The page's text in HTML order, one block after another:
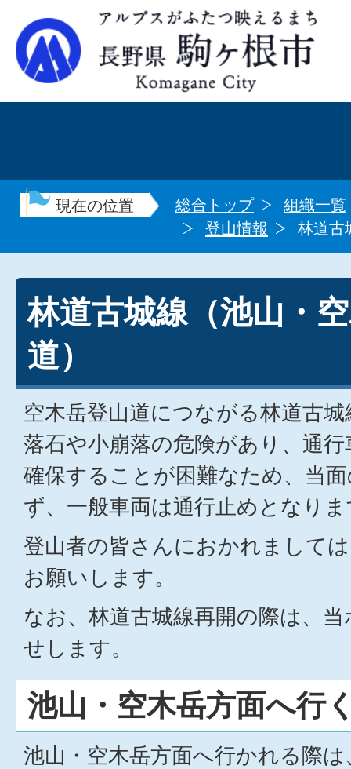
現在の位置 総合トップ
組織一覧
登山情報
林道古
林道古城線（池山・
道）
空木岳登山道につながる林道古
落石や小崩落の危険があり、通
確保することが困難なため、当
ず、一般車両は通行止めとなり
登山者の皆さんにおかれまして
お願いします。
なお、林道古城線再開の際は、
せします。
池山・空木岳方面へ行
池山・空木岳方面へ行かれる際